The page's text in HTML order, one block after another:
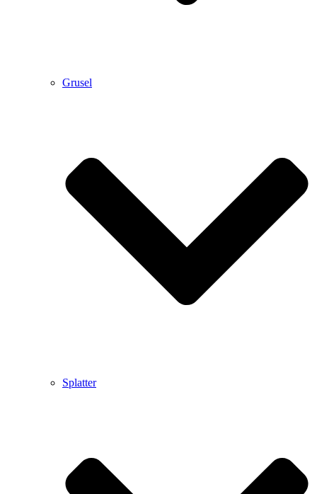
Grusel
Splatter